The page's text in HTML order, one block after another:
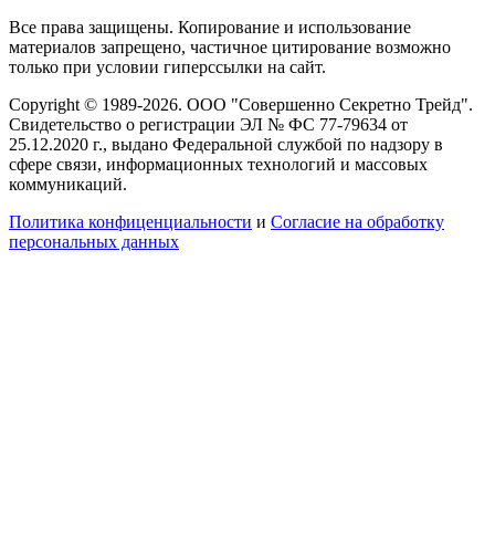
Все права защищены. Копирование и использование
материалов запрещено, частичное цитирование возможно
только при условии гиперссылки на сайт.
Copyright © 1989-2026. ООО "Совершенно Секретно Трейд".
Свидетельство о регистрации ЭЛ № ФС 77-79634 от
25.12.2020 г., выдано Федеральной службой по надзору в
сфере связи, информационных технологий и массовых
коммуникаций.
Политика конфиценциальности и Согласие на обработку
персональных данных